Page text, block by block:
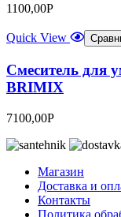
1100,00Р
Quick View
Смеситель для
BRIMIX
7100,00Р
Магазин
Доставка и
Контакты